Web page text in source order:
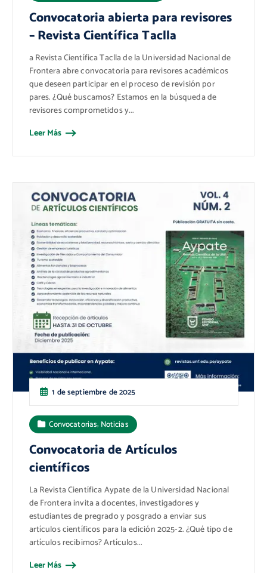
Convocatoria abierta para revisores
– Revista Científica Taclla
a Revista Científica Taclla de la Universidad Nacional de
Frontera abre convocatoria para revisores académicos
que deseen participar en el proceso de revisión por
pares. ¿Qué buscamos? Estamos en la búsqueda de
revisores comprometidos y...
Leer Más
1 de septiembre de 2025
Convocatorias, Noticias
Convocatoria de Artículos
científicos
La Revista Científica Aypate de la Universidad Nacional
de Frontera invita a docentes, investigadores y
estudiantes de pregrado y posgrado a enviar sus
artículos científicos para la edición 2025-2. ¿Qué tipo de
artículos recibimos? Artículos...
Leer Más